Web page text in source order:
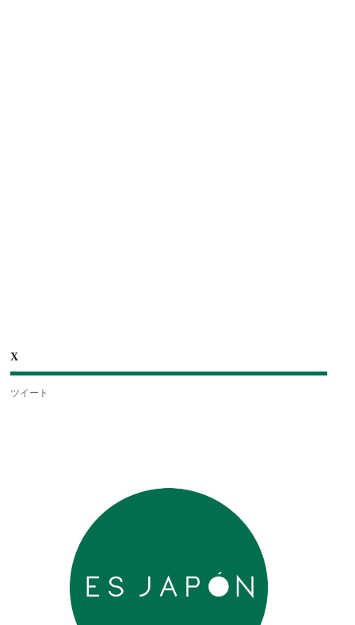
X
ツイート